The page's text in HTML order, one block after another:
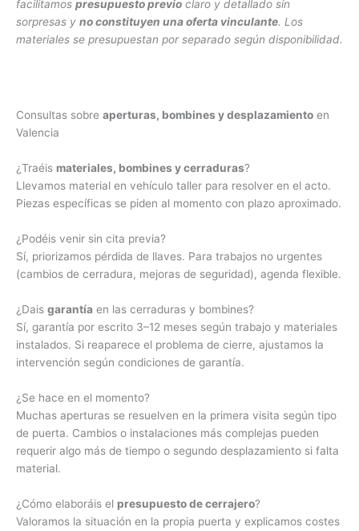
facilitamos presupuesto previo claro y detallado sin
sorpresas y no constituyen una oferta vinculante. Los
materiales se presupuestan por separado según disponibilidad.
Consultas sobre aperturas, bombines y desplazamiento en
Valencia
¿Traéis materiales, bombines y cerraduras?
Llevamos material en vehículo taller para resolver en el acto.
Piezas específicas se piden al momento con plazo aproximado.
¿Podéis venir sin cita previa?
Sí, priorizamos pérdida de llaves. Para trabajos no urgentes
(cambios de cerradura, mejoras de seguridad), agenda flexible.
¿Dais garantía en las cerraduras y bombines?
Sí, garantía por escrito 3–12 meses según trabajo y materiales
instalados. Si reaparece el problema de cierre, ajustamos la
intervención según condiciones de garantía.
¿Se hace en el momento?
Muchas aperturas se resuelven en la primera visita según tipo
de puerta. Cambios o instalaciones más complejas pueden
requerir algo más de tiempo o segundo desplazamiento si falta
material.
¿Cómo elaboráis el presupuesto de cerrajero?
Valoramos la situación en la propia puerta y explicamos costes